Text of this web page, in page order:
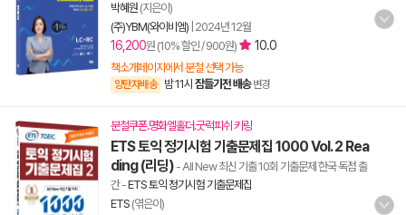
박혜원 (지은이)
(주)YBM(와이비엠) 2024년 12월
16,200원 (10% 할인 / 900원) 10.0
책소개페이지에서 분철 선택 가능
양탄자배송 밤 11시 잠들기전 배송 변경
분철쿠폰.명화엘홀더.굿럭피쉬 키링
ETS 토익 정기시험 기출문제집 1000 Vol. 2 Rea
ding (리딩) - All New 최신 기출 10회 기출문제 한국 독점 출
간-ETS 토익 정기시험 기출문제집
ETS (엮은이)